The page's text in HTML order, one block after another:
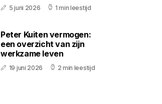
5 juni 2026 1 min leestijd
Peter Kuiten vermogen:
een overzicht van zijn
werkzame leven
19 juni 2026 2 min leestijd